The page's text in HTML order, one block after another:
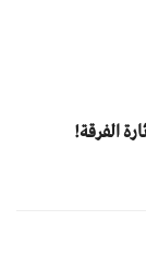
الفرقة!